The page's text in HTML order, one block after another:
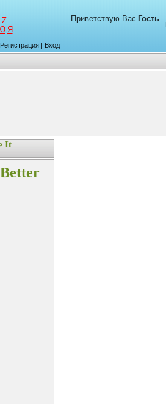
Z
Я
Регистрация | Вход
Приветствую Вас Гость
It